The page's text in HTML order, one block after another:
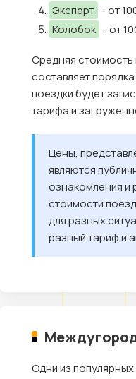
Эксперт – от
Колобок – от
Средняя стоимость
составляет
поездки будет
тарифа и
Цены,
являются
ознакомления и
стоимости
для разных
разный тариф и
Одни из